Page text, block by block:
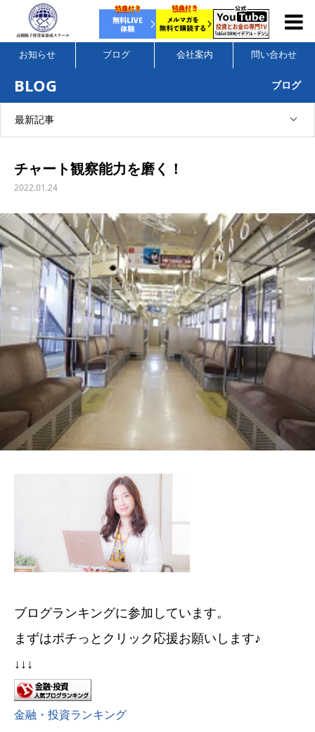
お知らせ ブログ 会社案内 問い合わせ
BLOG ブログ
最新記事
チャート観察能力を磨く！
2022.01.24
ブログランキングに参加しています。
まずはポチっとクリック応援お願いします♪
↓↓↓
金融・投資ランキング